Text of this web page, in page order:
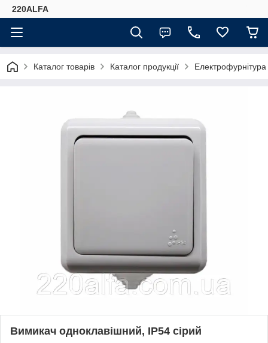
220ALFA
Каталог товарів Каталог продукції Електрофурнітура
Вимикач одноклавішний, IP54 сірий